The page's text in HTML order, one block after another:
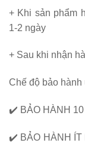
+ Khi sản phẩm
1-2 ngày
+ Sau khi nhận
Chế độ bảo hành
✔️ BẢO HÀNH
✔️ BẢO HÀNH ÍT